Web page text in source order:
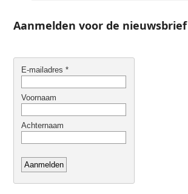
Aanmelden voor de nieuwsbrief